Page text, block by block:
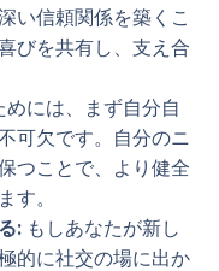
い信頼関係を築くこ
びを共有し、支え合
には、まず自分自
可欠です。自分のニ
つことで、より健全
す。
: もしあなたが新し
的に社交の場に出か